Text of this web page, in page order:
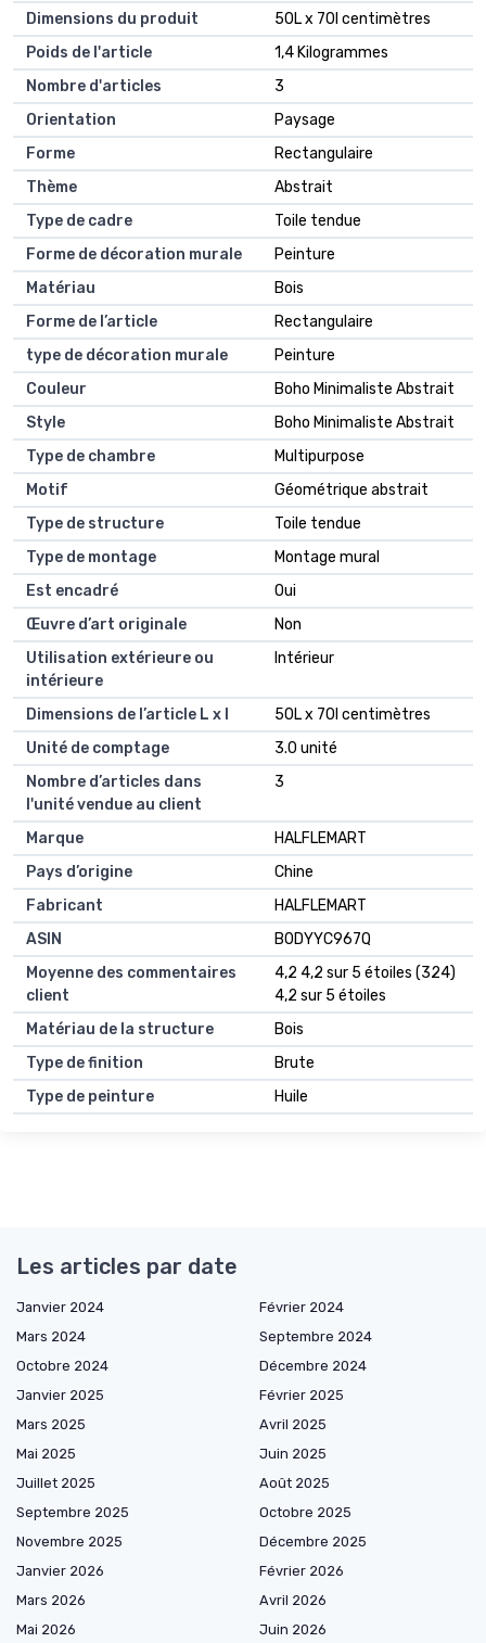
Dimensions du produit
50L x 70l centimètres
Poids de l'article
1,4 Kilogrammes
Nombre d'articles
3
Orientation
Paysage
Forme
Rectangulaire
Thème
Abstrait
Type de cadre
Toile tendue
Forme de décoration murale
Peinture
Matériau
Bois
Forme de l’article
Rectangulaire
type de décoration murale
Peinture
Couleur
Boho Minimaliste Abstrait
Style
Boho Minimaliste Abstrait
Type de chambre
Multipurpose
Motif
Géométrique abstrait
Type de structure
Toile tendue
Type de montage
Montage mural
Est encadré
Oui
Œuvre d’art originale
Non
Utilisation extérieure ou
intérieure
Intérieur
Dimensions de l’article L x l
50L x 70l centimètres
Unité de comptage
3.0 unité
Nombre d’articles dans
l'unité vendue au client
3
Marque
HALFLEMART
Pays d’origine
Chine
Fabricant
HALFLEMART
ASIN
B0DYYC967Q
Moyenne des commentaires
client
4,2 4,2 sur 5 étoiles (324)
4,2 sur 5 étoiles
Matériau de la structure
Bois
Type de finition
Brute
Type de peinture
Huile
Les articles par date
Janvier 2024
Février 2024
Mars 2024
Septembre 2024
Octobre 2024
Décembre 2024
Janvier 2025
Février 2025
Mars 2025
Avril 2025
Mai 2025
Juin 2025
Juillet 2025
Août 2025
Septembre 2025
Octobre 2025
Novembre 2025
Décembre 2025
Janvier 2026
Février 2026
Mars 2026
Avril 2026
Mai 2026
Juin 2026